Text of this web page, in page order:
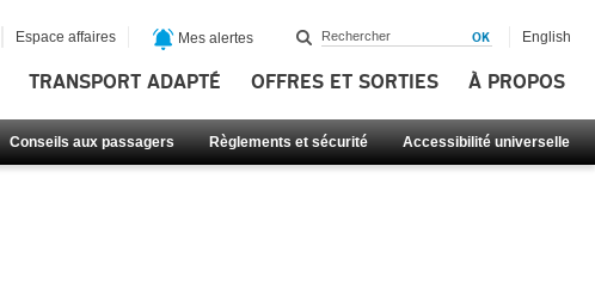
TRANSPORT ADAPTÉ OFFRES ET SORTIES À PROPOS
Conseils aux passagers Règlements et sécurité Accessibilité universelle
Espace affaires Mes alertes English